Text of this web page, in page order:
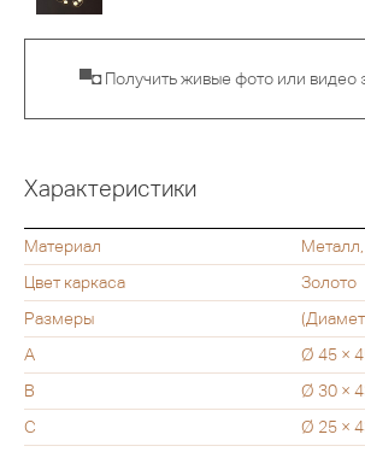
▀◘ Получить живые фото или видео
Характеристики
Материал
Цвет каркаса
Золото
Размеры
A
Ø 45 ×
B
Ø 30 ×
C
Ø 25 ×